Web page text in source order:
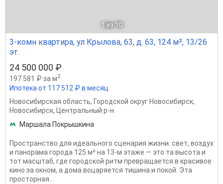
1 из 10
3-комн квартира, ул Крылова, 63, д. 63, 124 м², 13/26
эт.
24 500 000 ₽
197 581 ₽ за м2
Ипотека от 117 512 ₽ в месяц
Новосибирская область, Городской округ Новосибирск,
Новосибирск, Центральный р-н
Маршала Покрышкина
Пространство для идеального сценария жизни: свет, воздух
и панорама города 125 м² на 13-м этаже — это та высота и
тот масштаб, где городской ритм превращается в красивое
кино за окном, а дома воцаряется тишина и покой. Эта
просторная...